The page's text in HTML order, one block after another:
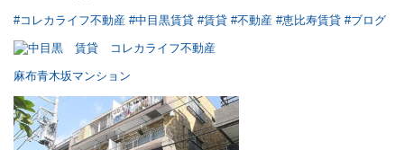
#コレカライフ不動産 #中目黒賃貸 #賃貸 #不動産 #恵比寿賃貸 #ブログ
麻布青木坂マンション